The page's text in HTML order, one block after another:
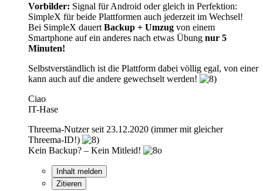
Vorbilder: Signal für Android oder gleich in Perfektion:
SimpleX für beide Plattformen auch jederzeit im Wechsel!
Bei SimpleX dauert Backup + Umzug von einem
Smartphone auf ein anderes nach etwas Übung nur 5
Minuten!
Selbstverständlich ist die Plattform dabei völlig egal, von einer
kann auch auf die andere gewechselt werden!
Ciao
IT-Hase
Threema-Nutzer seit 23.12.2020 (immer mit gleicher
Threema-ID!)
Kein Backup? – Kein Mitleid!
Inhalt melden
Zitieren